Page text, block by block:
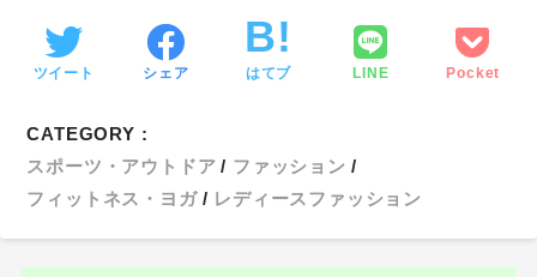
ツイート シェア はてブ LINE Pocket
CATEGORY :
スポーツ・アウトドア
ファッション
フィットネス・ヨガ
レディースファッション